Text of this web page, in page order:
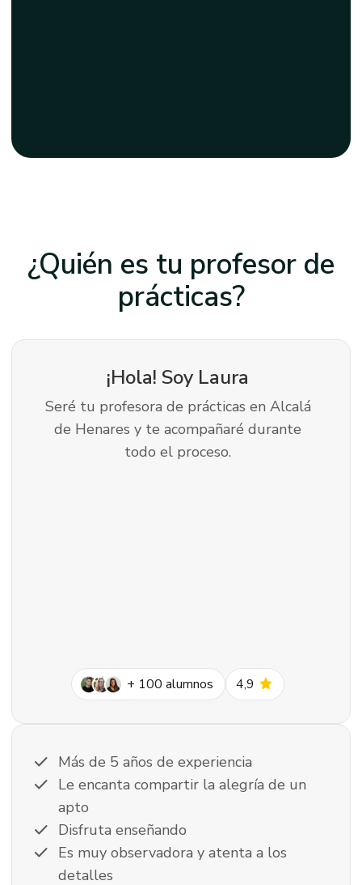
¿Quién es tu profesor de
prácticas?
check Más de 5 años de experiencia
check Le encanta compartir la alegría de un
apto
check Disfruta enseñando
check Es muy observadora y atenta a los
detalles
¡Hola! Soy Laura
Seré tu profesora de prácticas en Alcalá
de Henares y te acompañaré durante
todo el proceso.
+ 100 alumnos 4,9 star